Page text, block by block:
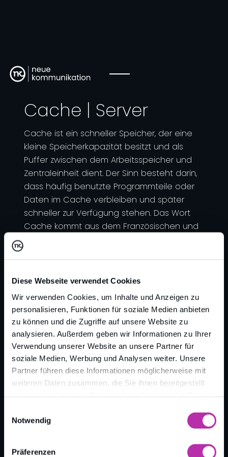
Diese Webseite verwendet Cookies
Wir verwenden Cookies, um Inhalte und Anzeigen zu
personalisieren, Funktionen für soziale Medien anbieten
zu können und die Zugriffe auf unsere Website zu
analysieren. Außerdem geben wir Informationen zu Ihrer
Verwendung unserer Website an unsere Partner für
soziale Medien, Werbung und Analysen weiter. Unsere
Partner führen diese Informationen möglicherweise mit
weiteren Daten zusammen, die Sie ihnen bereitgestellt
Notwendig
Präferenzen
Zurück zur Übersicht
Cache | Server
Cache ist ein schneller Speicher, der eine
kleine Speicherkapazität besitzt und als
Puffer zwischen dem Arbeitsspeicher und
Zentraleinheit dient. Der Sinn besteht darin,
dass häufig benutzte Programmteile oder
Daten im Cache verbleiben und später
schneller zur Verfügung stehen. Das Wort
Cache kommt aus dem Französischen und